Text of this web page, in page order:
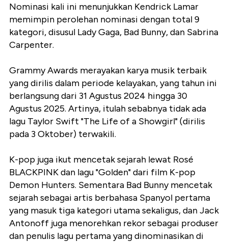
Nominasi kali ini menunjukkan Kendrick Lamar
memimpin perolehan nominasi dengan total 9
kategori, disusul Lady Gaga, Bad Bunny, dan Sabrina
Carpenter.
Grammy Awards merayakan karya musik terbaik
yang dirilis dalam periode kelayakan, yang tahun ini
berlangsung dari 31 Agustus 2024 hingga 30
Agustus 2025. Artinya, itulah sebabnya tidak ada
lagu Taylor Swift "The Life of a Showgirl" (dirilis
pada 3 Oktober) terwakili.
K-pop juga ikut mencetak sejarah lewat Rosé
BLACKPINK dan lagu "Golden" dari film K-pop
Demon Hunters. Sementara Bad Bunny mencetak
sejarah sebagai artis berbahasa Spanyol pertama
yang masuk tiga kategori utama sekaligus, dan Jack
Antonoff juga menorehkan rekor sebagai produser
dan penulis lagu pertama yang dinominasikan di